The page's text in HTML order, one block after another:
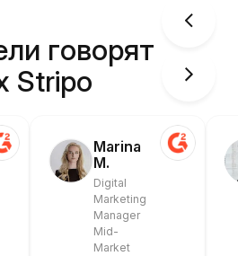
говорят
Stripo
Marina
M.
Digital
Marketing
Manager
Mid-
Market